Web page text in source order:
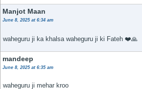
Manjot Maan
June 8, 2025 at 6:34 am
waheguru ji ka khalsa waheguru ji ki Fateh ❤️🙏
mandeep
June 8, 2025 at 6:35 am
waheguru ji mehar kroo